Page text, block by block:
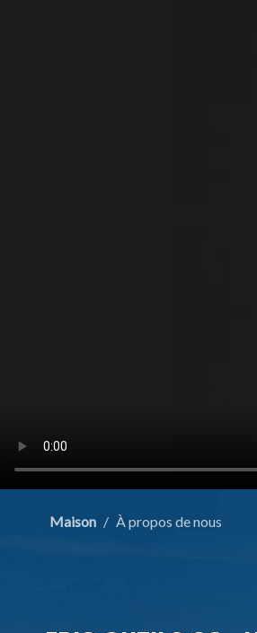
Maison / À propos de nous